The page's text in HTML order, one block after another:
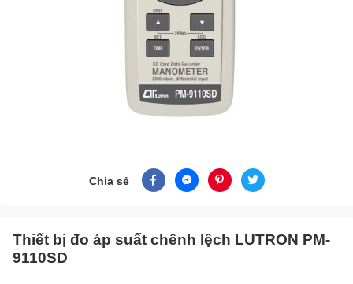
Chia sẻ
Thiết bị đo áp suất chênh lệch LUTRON PM-
9110SD